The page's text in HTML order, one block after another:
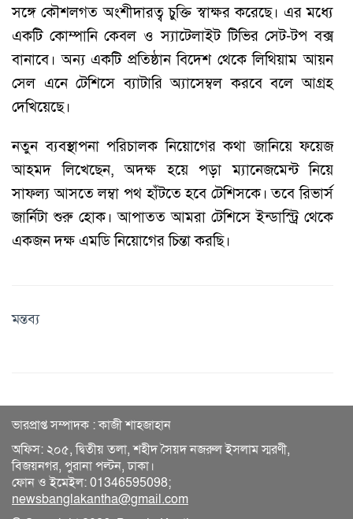
সঙ্গে কৌশলগত অংশীদারত্ব চুক্তি স্বাক্ষর করেছে। এর মধ্যে
একটি কোম্পানি কেবল ও স্যাটেলাইট টিভির সেট-টপ বক্স
বানাবে। অন্য একটি প্রতিষ্ঠান বিদেশ থেকে লিথিয়াম আয়ন
সেল এনে টেশিসে ব্যাটারি অ্যাসেম্বল করবে বলে আগ্রহ
দেখিয়েছে।
নতুন ব্যবস্থাপনা পরিচালক নিয়োগের কথা জানিয়ে ফয়েজ
আহমদ লিখেছেন, অদক্ষ হয়ে পড়া ম্যানেজমেন্ট নিয়ে
সাফল্য আসতে লম্বা পথ হাঁটতে হবে টেশিসকে। তবে রিভার্স
জার্নিটা শুরু হোক। আপাতত আমরা টেশিসে ইন্ডাস্ট্রি থেকে
একজন দক্ষ এমডি নিয়োগের চিন্তা করছি।
মন্তব্য
ভারপ্রাপ্ত সম্পাদক : কাজী শাহজাহান
অফিস: ২০৫, দ্বিতীয় তলা, শহীদ সৈয়দ নজরুল ইসলাম স্মরণী,
বিজয়নগর, পুরানা পল্টন, ঢাকা।
ফোন ও ইমেইল: 01346595098;
newsbanglakantha@gmail.com